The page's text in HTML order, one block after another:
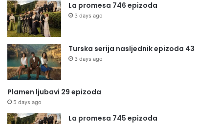
La promesa 746 epizoda
3 days ago
Turska serija nasljednik epizoda 43
3 days ago
Plamen ljubavi 29 epizoda
5 days ago
La promesa 745 epizoda